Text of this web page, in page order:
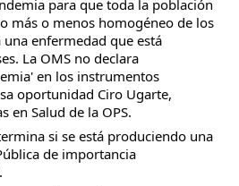
para que toda la población
más o menos homogéneo de los
enfermedad que está
La OMS no declara
en los instrumentos
oportunidad Ciro Ugarte,
en Salud de la OPS.
si se está produciendo una
de importancia